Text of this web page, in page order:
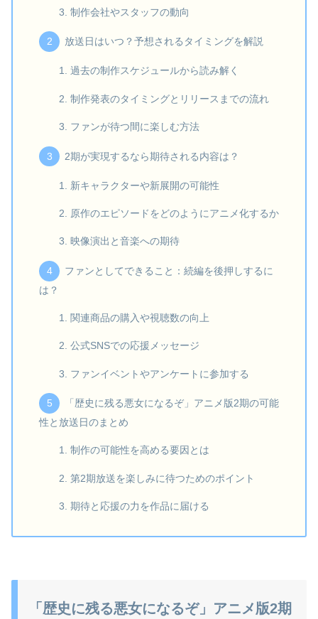
制作会社やスタッフの動向
放送日はいつ？予想されるタイミングを解説
過去の制作スケジュールから読み解く
制作発表のタイミングとリリースまでの流れ
ファンが待つ間に楽しむ方法
2期が実現するなら期待される内容は？
新キャラクターや新展開の可能性
原作のエピソードをどのようにアニメ化するか
映像演出と音楽への期待
ファンとしてできること：続編を後押しするに
は？
関連商品の購入や視聴数の向上
公式SNSでの応援メッセージ
ファンイベントやアンケートに参加する
「歴史に残る悪女になるぞ」アニメ版2期の可能
性と放送日のまとめ
制作の可能性を高める要因とは
第2期放送を楽しみに待つためのポイント
期待と応援の力を作品に届ける
「歴史に残る悪女になるぞ」アニメ版2期